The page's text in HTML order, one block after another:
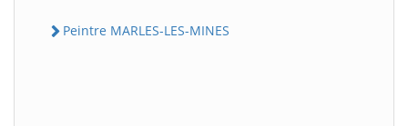
Peintre MARLES-LES-MINES